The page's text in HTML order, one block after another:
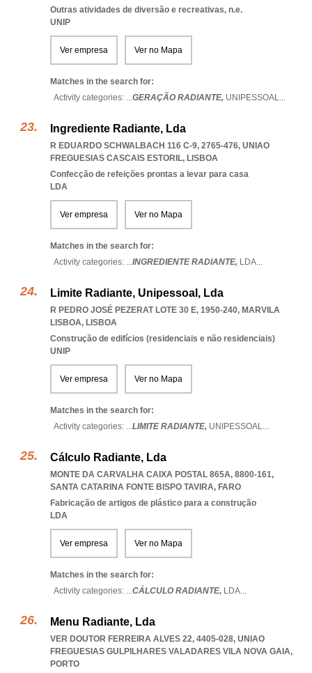
Outras atividades de diversão e recreativas, n.e.
UNIP
Ver empresa Ver no Mapa
Matches in the search for:
Activity categories: ...GERAÇÃO RADIANTE, UNIPESSOAL...
Ingrediente Radiante, Lda
R EDUARDO SCHWALBACH 116 C-9, 2765-476, UNIAO
FREGUESIAS CASCAIS ESTORIL, LISBOA
Confecção de refeições prontas a levar para casa
LDA
Ver empresa Ver no Mapa
Matches in the search for:
Activity categories: ...INGREDIENTE RADIANTE, LDA...
Limite Radiante, Unipessoal, Lda
R PEDRO JOSÉ PEZERAT LOTE 30 E, 1950-240, MARVILA
LISBOA, LISBOA
Construção de edifícios (residenciais e não residenciais)
UNIP
Ver empresa Ver no Mapa
Matches in the search for:
Activity categories: ...LIMITE RADIANTE, UNIPESSOAL...
Cálculo Radiante, Lda
MONTE DA CARVALHA CAIXA POSTAL 865A, 8800-161,
SANTA CATARINA FONTE BISPO TAVIRA, FARO
Fabricação de artigos de plástico para a construção
LDA
Ver empresa Ver no Mapa
Matches in the search for:
Activity categories: ...CÁLCULO RADIANTE, LDA...
Menu Radiante, Lda
VER DOUTOR FERREIRA ALVES 22, 4405-028, UNIAO
FREGUESIAS GULPILHARES VALADARES VILA NOVA GAIA,
PORTO